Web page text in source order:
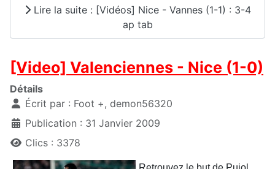
Lire la suite : [Vidéos] Nice - Vannes (1-1) : 3-4
ap tab
[Video] Valenciennes - Nice (1-0)
Détails
Écrit par : Foot +, demon56320
Publication : 31 Janvier 2009
Clics : 3378